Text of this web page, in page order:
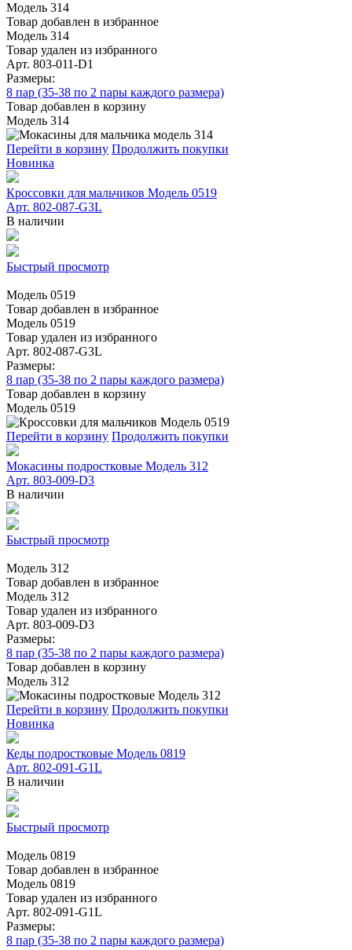
Модель 314
Товар добавлен в избранное
Модель 314
Товар удален из избранного
Арт. 803-011-D1
Размеры:
8 пар (35-38 по 2 пары каждого размера)
Товар добавлен в корзину
Модель 314
Перейти в корзину Продолжить покупки
Новинка
Кроссовки для мальчиков Модель 0519
Арт. 802-087-G3L
В наличии
Быстрый просмотр
Модель 0519
Товар добавлен в избранное
Модель 0519
Товар удален из избранного
Арт. 802-087-G3L
Размеры:
8 пар (35-38 по 2 пары каждого размера)
Товар добавлен в корзину
Модель 0519
Перейти в корзину Продолжить покупки
Мокасины подростковые Модель 312
Арт. 803-009-D3
В наличии
Быстрый просмотр
Модель 312
Товар добавлен в избранное
Модель 312
Товар удален из избранного
Арт. 803-009-D3
Размеры:
8 пар (35-38 по 2 пары каждого размера)
Товар добавлен в корзину
Модель 312
Перейти в корзину Продолжить покупки
Новинка
Кеды подростковые Модель 0819
Арт. 802-091-G1L
В наличии
Быстрый просмотр
Модель 0819
Товар добавлен в избранное
Модель 0819
Товар удален из избранного
Арт. 802-091-G1L
Размеры:
8 пар (35-38 по 2 пары каждого размера)